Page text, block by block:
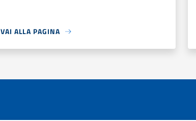
VAI ALLA PAGINA